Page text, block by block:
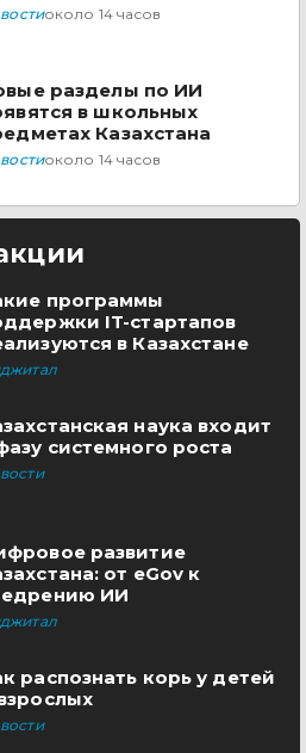
около 14 часов
разделы по ИИ
в школьных
Казахстана
около 14 часов
программы
IT-стартапов
в Казахстане
наука входит
системного роста
развитие
от eGov к
ИИ
распознать корь у детей